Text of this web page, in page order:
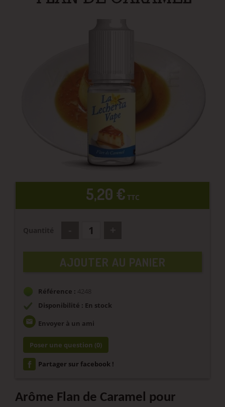
5,20 € TTC
AJOUTER AU PANIER
Référence : 4248
Disponibilité : En stock
email Envoyer à un ami
Poser une question (0)
Partager sur facebook !
Arôme Flan de Caramel pour